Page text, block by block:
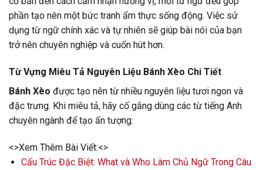
phần tạo nên một bức tranh ẩm thực sống động. Việc sử
dụng từ ngữ chính xác và tự nhiên sẽ giúp bài nói của bạn
trở nên chuyên nghiệp và cuốn hút hơn.
Từ Vựng Miêu Tả Nguyên Liệu Bánh Xèo Chi Tiết
Bánh Xèo được tạo nên từ nhiều nguyên liệu tươi ngon và
đặc trưng. Khi miêu tả, hãy cố gắng dùng các từ tiếng Anh
chuyên ngành để tạo ấn tượng:
<>Xem Thêm Bài Viết:<>
Cấu Trúc Đặc Biệt: What và Who Làm Chủ Ngữ Trong Câu